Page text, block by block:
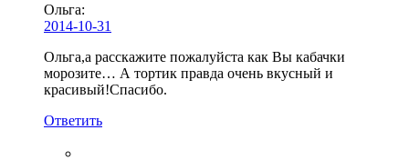
Ольга:
2014-10-31
Ольга,а расскажите пожалуйста как Вы кабачки
морозите… А тортик правда очень вкусный и
красивый!Спасибо.
Ответить